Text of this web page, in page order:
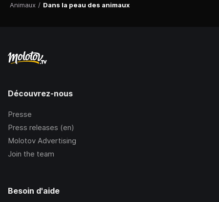
Animaux / Dans la peau des animaux
Découvrez-nous
Presse
Press releases (en)
Molotov Advertising
Join the team
Besoin d'aide